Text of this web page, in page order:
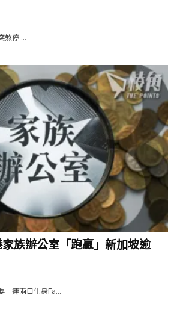
煞停 ...
家族辦公室「跑贏」新加坡逾
一連兩日化身Fa...